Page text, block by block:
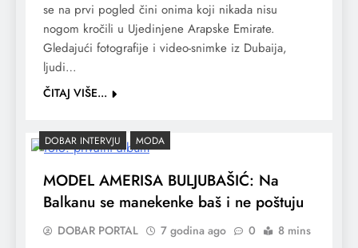
se na prvi pogled čini onima koji nikada nisu
nogom kročili u Ujedinjene Arapske Emirate.
Gledajući fotografije i video-snimke iz Dubaija,
ljudi…
ČITAJ VIŠE...
DOBAR INTERVJU MODA
MODEL AMERISA BULJUBAŠIĆ: Na
Balkanu se manekenke baš i ne poštuju
DOBAR PORTAL 7 godina ago 0 8 mins